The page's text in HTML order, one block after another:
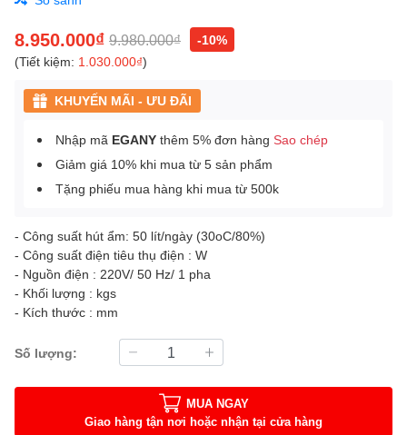
8.950.000₫ 9.980.000₫
-10%
(Tiết kiệm: 1.030.000₫)
KHUYẾN MÃI - ƯU ĐÃI
Nhập mã EGANY thêm 5% đơn hàng Sao chép
Giảm giá 10% khi mua từ 5 sản phẩm
Tặng phiếu mua hàng khi mua từ 500k
- Công suất hút ẩm: 50 lít/ngày (30oC/80%)
- Công suất điện tiêu thụ điện : W
- Nguồn điện : 220V/ 50 Hz/ 1 pha
- Khối lượng : kgs
- Kích thước : mm
Số lượng:
MUA NGAY
Giao hàng tận nơi hoặc nhận tại cửa hàng